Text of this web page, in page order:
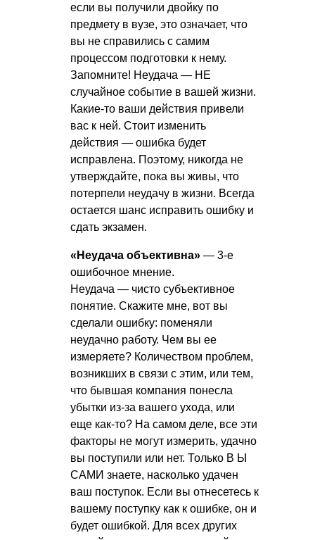
если вы получили двойку по
предмету в вузе, это означает, что
вы не справились с самим
процессом подготовки к нему.
Запомните! Неудача — НЕ
случайное событие в вашей жизни.
Какие-то ваши действия привели
вас к ней. Стоит изменить
действия — ошибка будет
исправлена. Поэтому, никогда не
утверждайте, пока вы живы, что
потерпели неудачу в жизни. Всегда
остается шанс исправить ошибку и
сдать экзамен.
«Неудача объективна» — 3-е
ошибочное мнение.
Неудача — чисто субъективное
понятие. Скажите мне, вот вы
сделали ошибку: поменяли
неудачно работу. Чем вы ее
измеряете? Количеством проблем,
возникших в связи с этим, или тем,
что бывшая компания понесла
убытки из-за вашего ухода, или
еще как-то? На самом деле, все эти
факторы не могут измерить, удачно
вы поступили или нет. Только В Ы
САМИ знаете, насколько удачен
ваш поступок. Если вы отнесетесь к
вашему поступку как к ошибке, он и
будет ошибкой. Для всех других